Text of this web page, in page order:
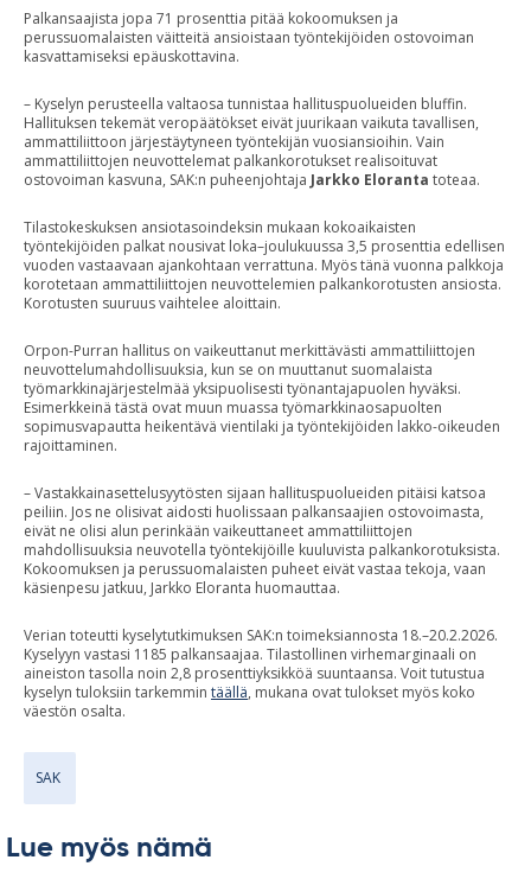
Palkansaajista jopa 71 prosenttia pitää kokoomuksen ja
perussuomalaisten väitteitä ansioistaan työntekijöiden ostovoiman
kasvattamiseksi epäuskottavina.
– Kyselyn perusteella valtaosa tunnistaa hallituspuolueiden bluffin.
Hallituksen tekemät veropäätökset eivät juurikaan vaikuta tavallisen,
ammattiliittoon järjestäytyneen työntekijän vuosiansioihin. Vain
ammattiliittojen neuvottelemat palkankorotukset realisoituvat
ostovoiman kasvuna, SAK:n puheenjohtaja Jarkko Eloranta toteaa.
Tilastokeskuksen ansiotasoindeksin mukaan kokoaikaisten
työntekijöiden palkat nousivat loka–joulukuussa 3,5 prosenttia edellisen
vuoden vastaavaan ajankohtaan verrattuna. Myös tänä vuonna palkkoja
korotetaan ammattiliittojen neuvottelemien palkankorotusten ansiosta.
Korotusten suuruus vaihtelee aloittain.
Orpon-Purran hallitus on vaikeuttanut merkittävästi ammattiliittojen
neuvottelumahdollisuuksia, kun se on muuttanut suomalaista
työmarkkinajärjestelmää yksipuolisesti työnantajapuolen hyväksi.
Esimerkkeinä tästä ovat muun muassa työmarkkinaosapuolten
sopimusvapautta heikentävä vientilaki ja työntekijöiden lakko-oikeuden
rajoittaminen.
– Vastakkainasettelusyytösten sijaan hallituspuolueiden pitäisi katsoa
peiliin. Jos ne olisivat aidosti huolissaan palkansaajien ostovoimasta,
eivät ne olisi alun perinkään vaikeuttaneet ammattiliittojen
mahdollisuuksia neuvotella työntekijöille kuuluvista palkankorotuksista.
Kokoomuksen ja perussuomalaisten puheet eivät vastaa tekoja, vaan
käsienpesu jatkuu, Jarkko Eloranta huomauttaa.
Verian toteutti kyselytutkimuksen SAK:n toimeksiannosta 18.–20.2.2026.
Kyselyyn vastasi 1185 palkansaajaa. Tilastollinen virhemarginaali on
aineiston tasolla noin 2,8 prosenttiyksikköä suuntaansa. Voit tutustua
kyselyn tuloksiin tarkemmin täällä, mukana ovat tulokset myös koko
väestön osalta.
SAK
Lue myös nämä